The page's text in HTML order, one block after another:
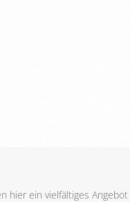
hier ein vielfältiges